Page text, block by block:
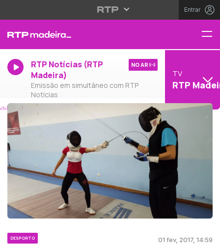
Entrar
RTP Notícias (RTP
Madeira)
Emissão em simultâneo com RTP
Notícias
NO AR
TV
RTP
DESPORTO 01 fev, 2017, 14:59